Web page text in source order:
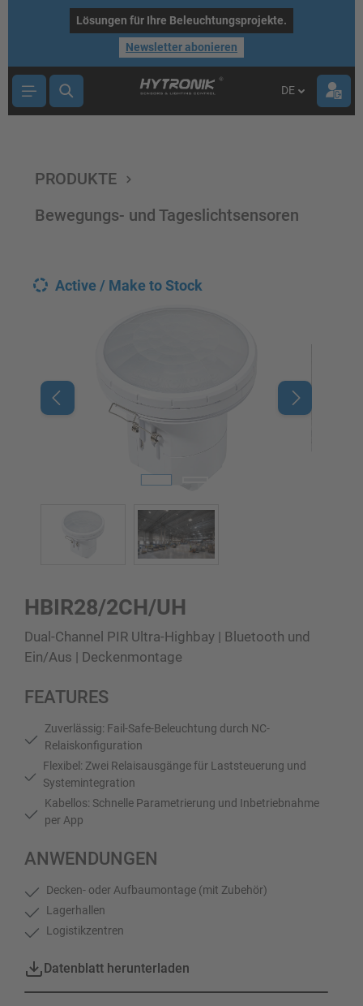
Lösungen für Ihre Beleuchtungsprojekte.
Newsletter abonieren
DE
PRODUKTE
Bewegungs- und Tageslichtsensoren
Active / Make to Stock
HBIR28/2CH/UH
Dual-Channel PIR Ultra-Highbay | Bluetooth und
Ein/Aus | Deckenmontage
FEATURES
Zuverlässig: Fail-Safe-Beleuchtung durch NC-
Relaiskonfiguration
Flexibel: Zwei Relaisausgänge für Laststeuerung und
Systemintegration
Kabellos: Schnelle Parametrierung und Inbetriebnahme
per App
ANWENDUNGEN
Decken- oder Aufbaumontage (mit Zubehör)
Lagerhallen
Logistikzentren
Datenblatt herunterladen